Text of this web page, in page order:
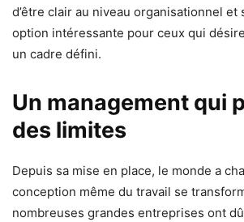
d’être clair au niveau organisationnel
option intéressante pour ceux qui
un cadre défini.
Un management qui
des limites
Depuis sa mise en place, le monde a
conception même du travail se
nombreuses grandes entreprises ont